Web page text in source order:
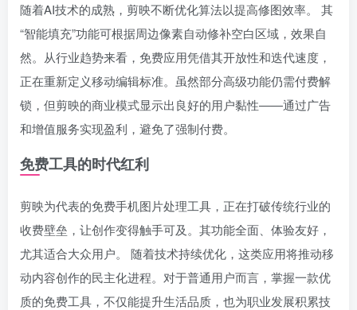
随着AI技术的成熟，剪映不断优化算法以提高修图效率。 其
“智能填充”功能可根据周边像素自动修补空白区域，效果自
然。从行业趋势来看，免费应用凭借其开放性和迭代速度，
正在重新定义移动编辑标准。虽然部分高级功能仍需付费解
锁，但剪映的商业模式显示出良好的用户黏性——通过广告
和增值服务实现盈利，避免了强制付费。
免费工具的时代红利
剪映为代表的免费手机图片处理工具，正在打破传统行业的
收费壁垒，让创作变得触手可及。其功能全面、体验友好，
尤其适合大众用户。 随着技术持续优化，这类应用将推动移
动内容创作的民主化进程。对于普通用户而言，掌握一款优
质的免费工具，不仅能提升生活品质，也为职业发展积累技